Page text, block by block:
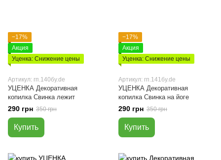
−17%
Акция
Уценка: Снижение цены
Артикул: гп.140бу.de
УЦЕНКА Декоративная
копилка Свинка лежит
290 грн 350 грн
Купить
−17%
Акция
Уценка: Снижение цены
Артикул: гп.141бу.de
УЦЕНКА Декоративная
копилка Свинка на йоге
290 грн 350 грн
Купить